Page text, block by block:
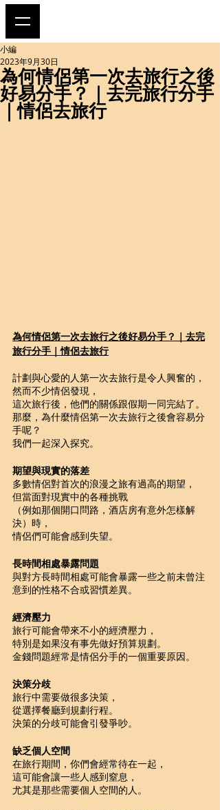
為何情侶第一次去旅行之後
好易分手？｜去完旅行分手
｜情侶去旅行
小編
2023年9月30日
為何情侶第一次去旅行之後好易分手？｜去完
旅行分手｜情侶去旅行
計劃與心愛的人第一次去旅行是令人興奮的，
然而不少情侶發現，
這次旅行後，他們的關係跟假期一同完結了。
那麼，為什麼情侶第一次去旅行之後會容易分
手呢？
我們一起深入探究。
期望與現實的落差
多數情侶對首次的浪漫之旅有過高的期望，
但當面對現實中的各種挑戰
（例如那個開口問路，酒店房有意外怎樣解
決）時，
情侶們可能會感到失望。
長時間相處暴露問題
與對方長時間相處可能會暴露一些之前未曾注
意到的性格不合或習慣差異。
經濟壓力
旅行可能會帶來不小的經濟壓力，
特別是如果沒有事先做好預算規劃。
金錢問題經常是情侶分手的一個重要原因。
決策分歧
旅行中需要做很多決策，
從選擇餐廳到規劃行程。
決策的分歧可能會引發爭吵。
缺乏個人空間
在旅行期間，你們會經常待在一起，
這可能會讓一些人感到窒息，
尤其是那些需要個人空間的人。